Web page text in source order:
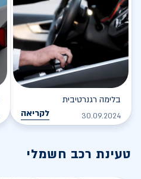
בלימה רגנרטיבית
30.09.2024 לקריאה
טעינת רכב חשמלי